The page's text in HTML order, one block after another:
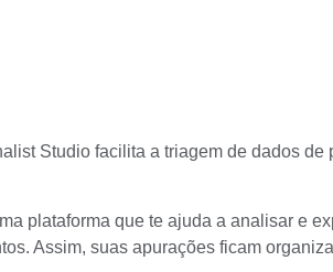
Studio facilita a triagem de dados de
plataforma que te ajuda a analisar e
Assim, suas apurações ficam